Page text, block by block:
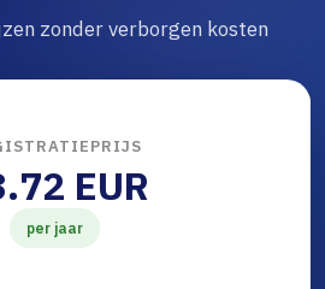
zonder verborgen kosten
EUR
per jaar